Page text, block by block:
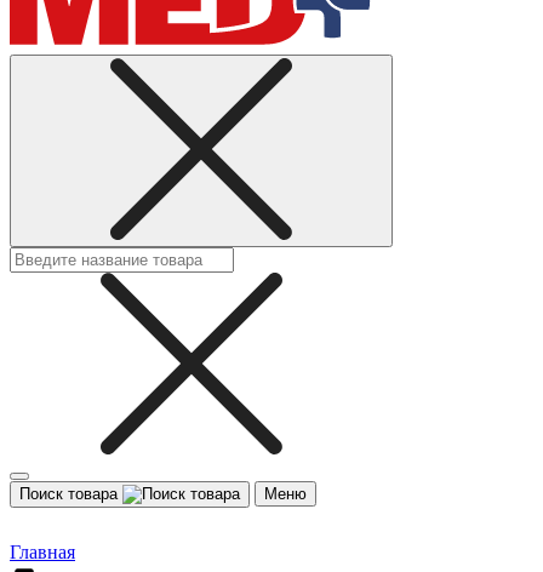
Поиск товара Меню
Главная